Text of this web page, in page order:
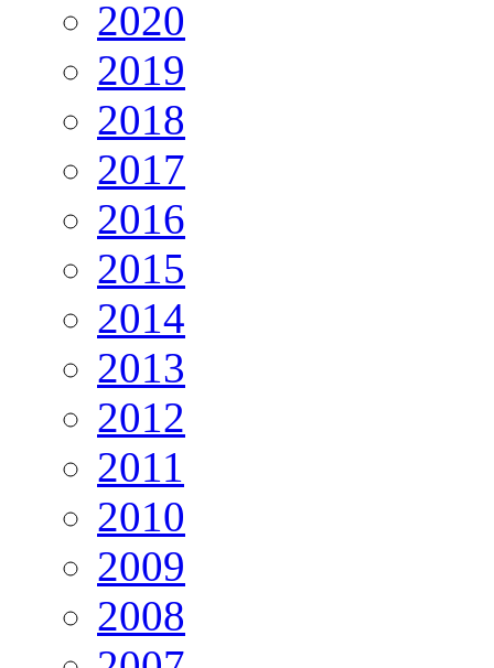
2020
2019
2018
2017
2016
2015
2014
2013
2012
2011
2010
2009
2008